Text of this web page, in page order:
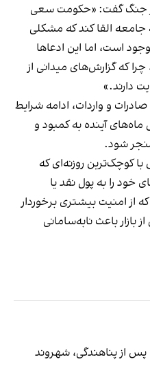
جنگ گفت: «حکومت سعی
جامعه القا کند که مشکلی
است، اما این ادعاها
چرا که گزارش‌های میدانی از
دارند.»
و واردات، ادامه شرایط
آینده به کمبود و
شود.
با کوچک‌ترین روزنه‌ای که
خود را به پول نقد یا
از امنیت بیشتری برخوردار
باعث نابه‌سامانی